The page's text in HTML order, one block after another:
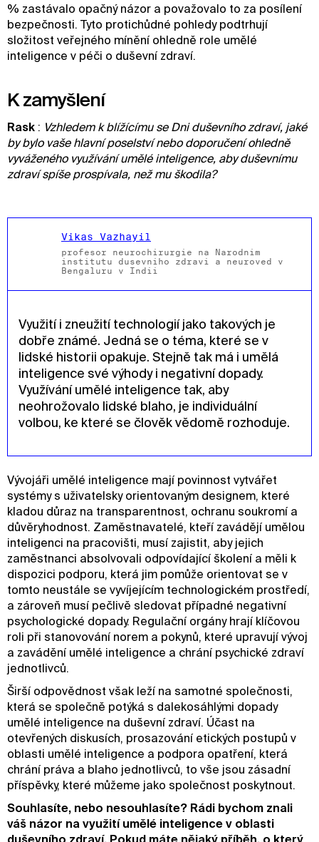
% zastávalo opačný názor a považovalo to za posílení
bezpečnosti. Tyto protichůdné pohledy podtrhují
složitost veřejného mínění ohledně role umělé
inteligence v péči o duševní zdraví.
K zamyšlení
Rask : Vzhledem k blížícímu se Dni duševního zdraví, jaké
by bylo vaše hlavní poselství nebo doporučení ohledně
vyváženého využívání umělé inteligence, aby duševnímu
zdraví spíše prospívala, než mu škodila?
Vikas Vazhayil
profesor neurochirurgie na Národním
institutu duševního zdraví a neurověd v
Bengalúru v Indii
Využití i zneužití technologií jako takových je
dobře známé. Jedná se o téma, které se v
lidské historii opakuje. Stejně tak má i umělá
inteligence své výhody i negativní dopady.
Využívání umělé inteligence tak, aby
neohrožovalo lidské blaho, je individuální
volbou, ke které se člověk vědomě rozhoduje.
Vývojáři umělé inteligence mají povinnost vytvářet
systémy s uživatelsky orientovaným designem, které
kladou důraz na transparentnost, ochranu soukromí a
důvěryhodnost. Zaměstnavatelé, kteří zavádějí umělou
inteligenci na pracovišti, musí zajistit, aby jejich
zaměstnanci absolvovali odpovídající školení a měli k
dispozici podporu, která jim pomůže orientovat se v
tomto neustále se vyvíjejícím technologickém prostředí,
a zároveň musí pečlivě sledovat případné negativní
psychologické dopady. Regulační orgány hrají klíčovou
roli při stanovování norem a pokynů, které upravují vývoj
a zavádění umělé inteligence a chrání psychické zdraví
jednotlivců.
Širší odpovědnost však leží na samotné společnosti,
která se společně potýká s dalekosáhlými dopady
umělé inteligence na duševní zdraví. Účast na
otevřených diskusích, prosazování etických postupů v
oblasti umělé inteligence a podpora opatření, která
chrání práva a blaho jednotlivců, to vše jsou zásadní
příspěvky, které můžeme jako společnost poskytnout.
Souhlasíte, nebo nesouhlasíte? Rádi bychom znali
váš názor na využití umělé inteligence v oblasti
duševního zdraví. Pokud máte nějaký příběh, o který